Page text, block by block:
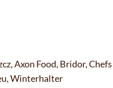
Axon Food, Bridor,
Winterhalter